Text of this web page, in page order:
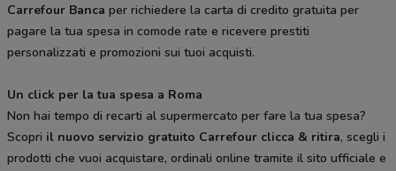
Carrefour Banca per richiedere la carta di credito gratuita per
pagare la tua spesa in comode rate e ricevere prestiti
personalizzati e promozioni sui tuoi acquisti.
Un click per la tua spesa a Roma
Non hai tempo di recarti al supermercato per fare la tua spesa?
Scopri il nuovo servizio gratuito Carrefour clicca & ritira, scegli i
prodotti che vuoi acquistare, ordinali online tramite il sito ufficiale e